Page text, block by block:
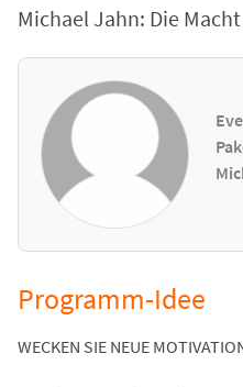
Michael Jahn: Die
Programm-Idee
WECKEN SIE NEUE